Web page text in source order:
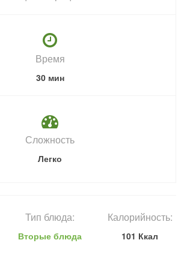
Время
30 мин
Сложность
Легко
Тип блюда:
Вторые блюда
Калорийность:
101 Ккал